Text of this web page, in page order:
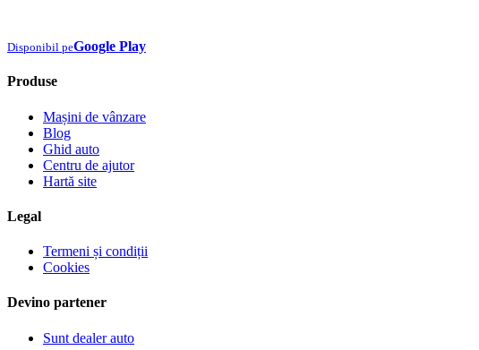
Disponibil peGoogle Play
Produse
Mașini de vânzare
Blog
Ghid auto
Centru de ajutor
Hartă site
Legal
Termeni și condiții
Cookies
Devino partener
Sunt dealer auto